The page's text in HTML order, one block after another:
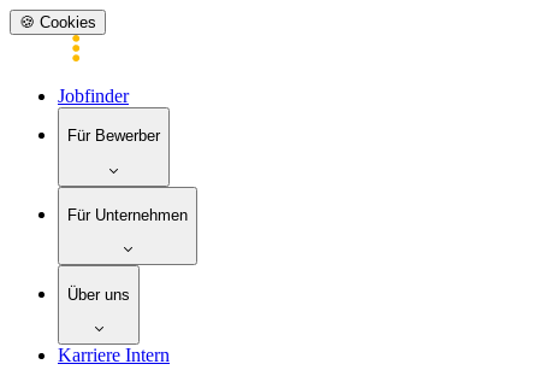
🍪 Cookies
Jobfinder
Für Bewerber
Für Unternehmen
Über uns
Karriere Intern